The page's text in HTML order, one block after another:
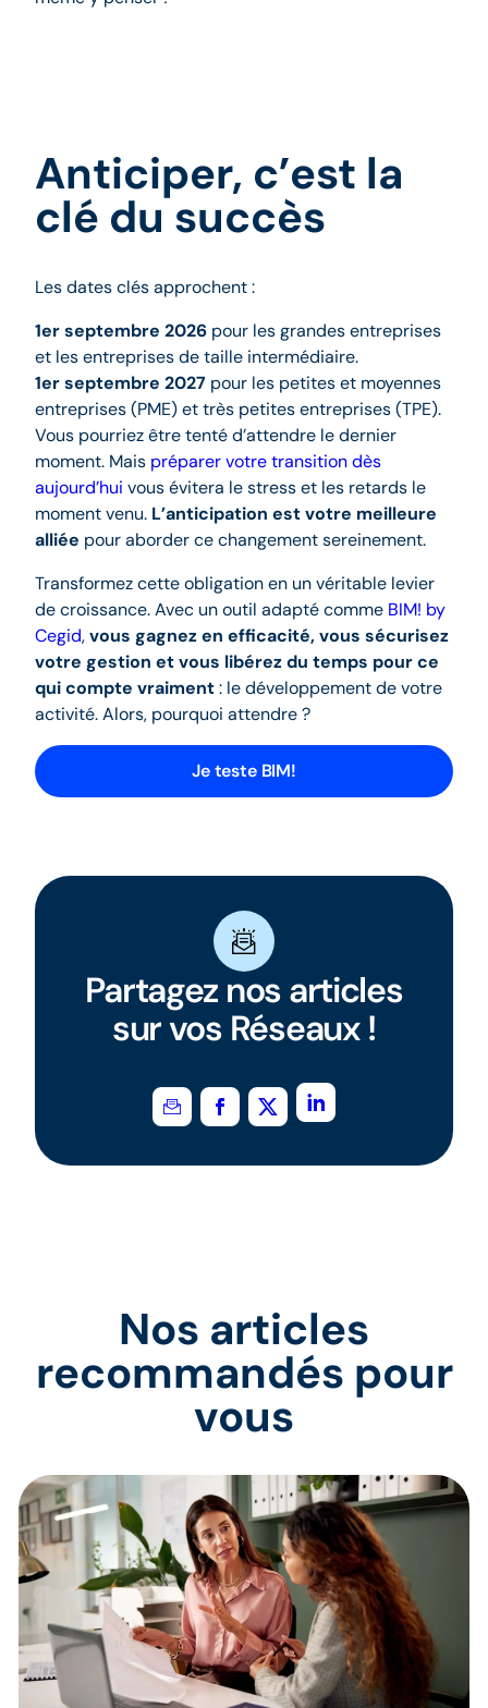
Anticiper, c’est la
clé du succès
Les dates clés approchent :
1er septembre 2026 pour les grandes entreprises
et les entreprises de taille intermédiaire.
1er septembre 2027 pour les petites et moyennes
entreprises (PME) et très petites entreprises (TPE).
Vous pourriez être tenté d’attendre le dernier
moment. Mais préparer votre transition dès
aujourd’hui vous évitera le stress et les retards le
moment venu. L’anticipation est votre meilleure
alliée pour aborder ce changement sereinement.
Transformez cette obligation en un véritable levier
de croissance. Avec un outil adapté comme BIM! by
Cegid,vous gagnez en efficacité, vous sécurisez
votre gestion et vous libérez du temps pour ce
qui compte vraiment: le développement de votre
activité. Alors, pourquoi attendre ?
Je teste BIM!
Partagez nos articles
sur vos Réseaux !
Nos articles
recommandés pour
vous